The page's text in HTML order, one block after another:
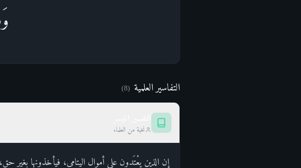
التفاسير العلمية (
8
)
نخبة من العلماء
إن الذين يعْتَدون على أموال اليتامى، فيأخذونها بغير حق،